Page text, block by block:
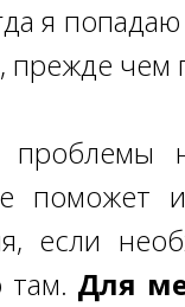
я
прежде
проблемы
поможет
если
там. Для